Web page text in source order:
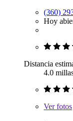
(360)
Hoy
Distancia
4.0
Verfotos